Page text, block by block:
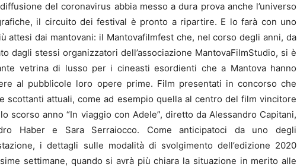
del coronavirus abbia messo a dura prova anche l’universo
il circuito dei festival è pronto a ripartire. E lo farà con uno
attesi dai mantovani: il Mantovafilmfest che, nel corso degli anni, da
dagli stessi organizzatori dell’associazione MantovaFilmStudio, si è
vetrina di lusso per i cineasti esordienti che a Mantova hanno
al pubblicole loro opere prime. Film presentati in concorso che
scottanti attuali, come ad esempio quella al centro del film vincitore
scorso anno “In viaggio con Adele”, diretto da Alessandro Capitani,
Haber e Sara Serraiocco. Come anticipatoci da uno degli
i dettagli sulle modalità di svolgimento dell’edizione 2020
settimane, quando si avrà più chiara la situazione in merito alle